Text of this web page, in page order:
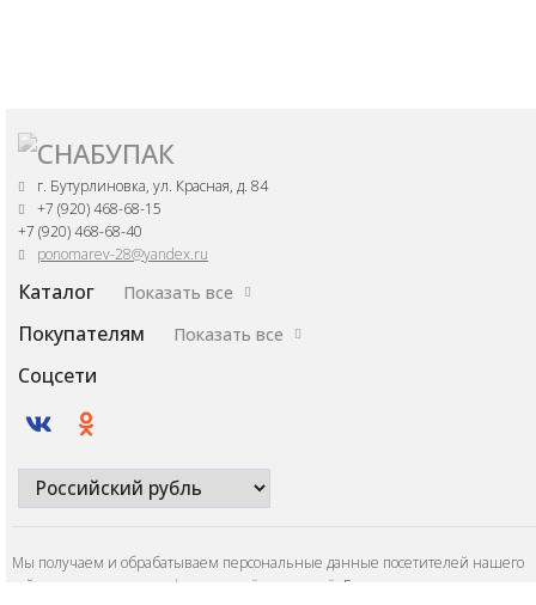
г. Бутурлиновка, ул. Красная, д. 84
+7 (920) 468-68-15
+7 (920) 468-68-40
ponomarev-28@yandex.ru
Каталог Показать все
Покупателям Показать все
Соцсети
Мы получаем и обрабатываем персональные данные посетителей нашего
сайта в соответствии с
официальной политикой . Если вы не даете согласия